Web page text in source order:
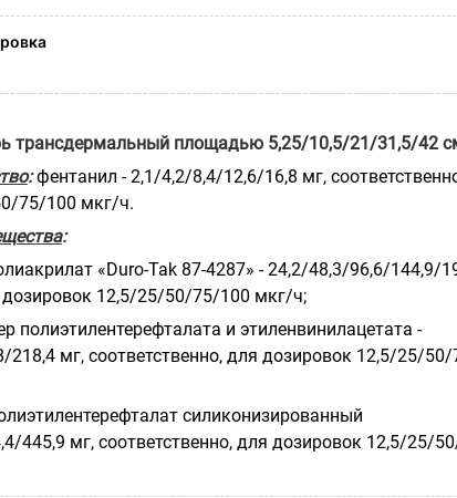
трансдермальный площадью 5,25/10,5/21/31,5/42
:фентанил - 2,1/4,2/8,4/12,6/16,8 мг,
75/100 мкг/ч.
:
«Duro-Tak 87-4287» - 24,2/48,3/96,6/144,9/
дозировок 12,5/25/50/75/100 мкг/ч;
полиэтилентерефталата и этиленвинилацетата -
мг, соответственно, для дозировок 12,5/25/
силиконизированный
445,9 мг, соответственно, для дозировок 12,5/25/